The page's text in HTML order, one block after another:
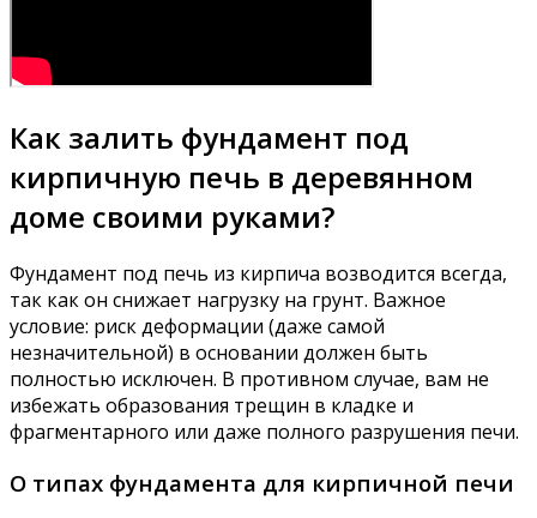
Как залить фундамент под
кирпичную печь в деревянном
доме своими руками?
Фундамент под печь из кирпича возводится всегда,
так как он снижает нагрузку на грунт. Важное
условие: риск деформации (даже самой
незначительной) в основании должен быть
полностью исключен. В противном случае, вам не
избежать образования трещин в кладке и
фрагментарного или даже полного разрушения печи.
О типах фундамента для кирпичной печи